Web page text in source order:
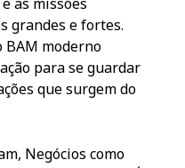
grandes e fortes.
BAM moderno
para se guardar
que surgem do
Negócios como